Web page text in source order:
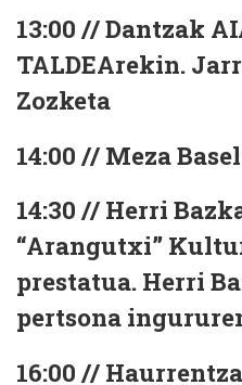
13:00 // Dantzak
TALDEArekin.
Zozketa
14:00 // Meza
14:30 // Herri
“Arangutxi”
prestatua. Herri
pertsona
16:00 //